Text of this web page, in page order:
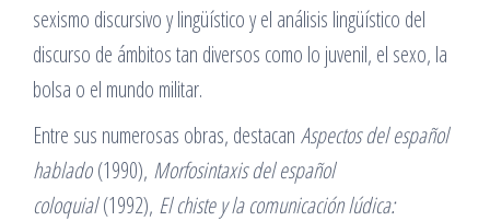
sexismo discursivo y lingüístico y el análisis lingüístico del
discurso de ámbitos tan diversos como lo juvenil, el sexo, la
bolsa o el mundo militar.
Entre sus numerosas obras, destacan Aspectos del español
hablado(1990), Morfosintaxis del español
coloquial(1992), El chiste y la comunicación lúdica: